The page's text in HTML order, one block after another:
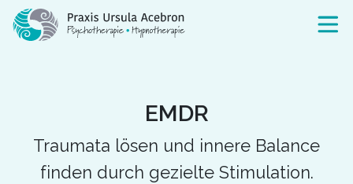
EMDR
Traumata lösen und innere Balance
finden durch gezielte Stimulation.